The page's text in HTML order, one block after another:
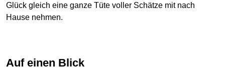
Glück gleich eine ganze Tüte voller Schätze mit nach
Hause nehmen.
Auf einen Blick